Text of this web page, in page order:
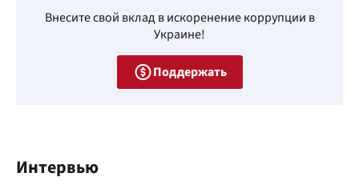
Внесите свой вклад в искоренение коррупции в
Украине!
Поддержать
Интервью